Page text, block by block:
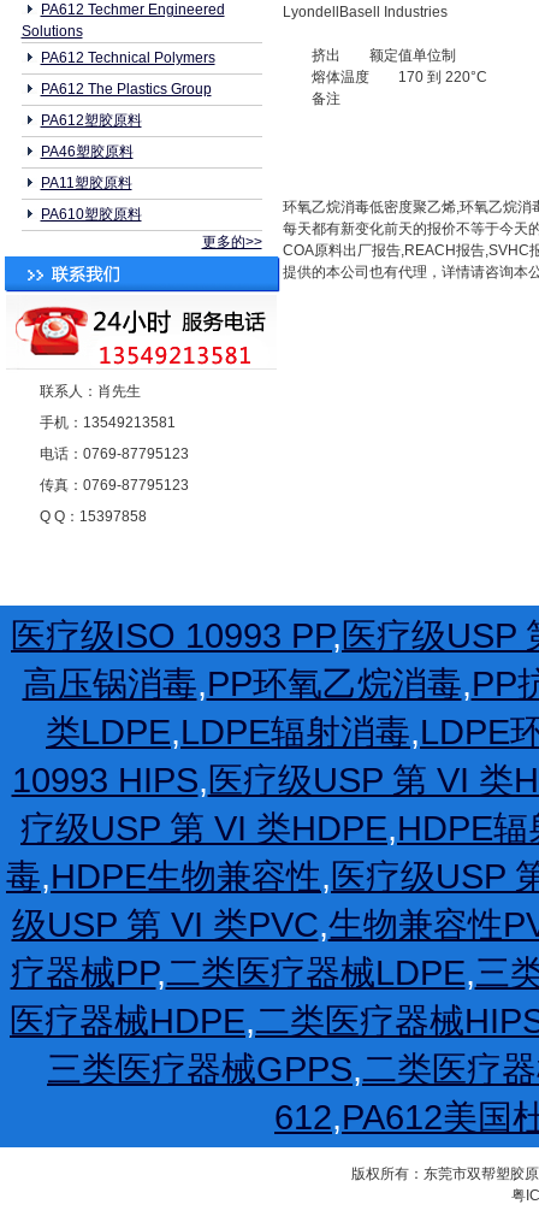
PA612 Techmer Engineered
Solutions
PA612 Technical Polymers
PA612 The Plastics Group
PA612塑胶原料
PA46塑胶原料
PA11塑胶原料
PA610塑胶原料
更多的>>
联系人：肖先生
手机：13549213581
电话：0769-87795123
传真：0769-87795123
Q Q：15397858
LyondellBasell Industries
挤出
额定值单位制
熔体温度
170 到 220°C
备注
环氧乙烷消毒低密度聚乙烯,环氧乙烷
每天都有新变化前天的报价不等于今天
COA原料出厂报告,REACH报告,SVHC
提供的本公司也有代理，详情请咨询
医疗级ISO 10993 PP,医疗级USP
高压锅消毒,PP环氧乙烷消毒,PP
类LDPE,LDPE辐射消毒,LDPE
10993 HIPS,医疗级USP 第 VI 类
疗级USP 第 VI 类HDPE,HDPE辐
毒,HDPE生物兼容性,医疗级USP
级USP 第 VI 类PVC,生物兼容性
疗器械PP,二类医疗器械LDPE,三
医疗器械HDPE,二类医疗器械
三类医疗器械GPPS,二类医疗
612,PA612美国
版权所有：东莞市双帮塑胶
粤